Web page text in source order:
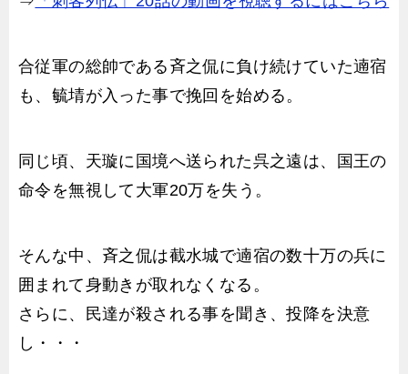
合従軍の総帥である斉之侃に負け続けていた遖宿
も、毓埥が入った事で挽回を始める。
同じ頃、天璇に国境へ送られた呉之遠は、国王の
命令を無視して大軍20万を失う。
そんな中、斉之侃は截水城で遖宿の数十万の兵に
囲まれて身動きが取れなくなる。
さらに、民達が殺される事を聞き、投降を決意
し・・・